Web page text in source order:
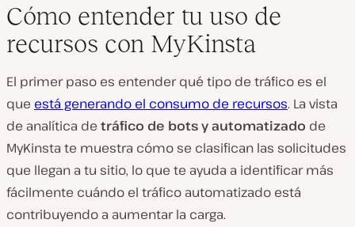
Cómo entender tu uso de
recursos con MyKinsta
El primer paso es entender qué tipo de tráfico es el
que está generando el consumo de recursos. La vista
de analítica de tráfico de bots y automatizado de
MyKinsta te muestra cómo se clasifican las solicitudes
que llegan a tu sitio, lo que te ayuda a identificar más
fácilmente cuándo el tráfico automatizado está
contribuyendo a aumentar la carga.